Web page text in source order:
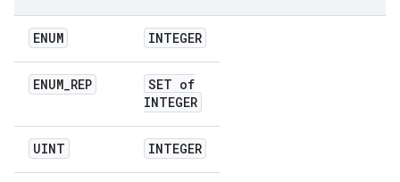
ENUM INTEGER
ENUM_REP
SET of
INTEGER
UINT INTEGER